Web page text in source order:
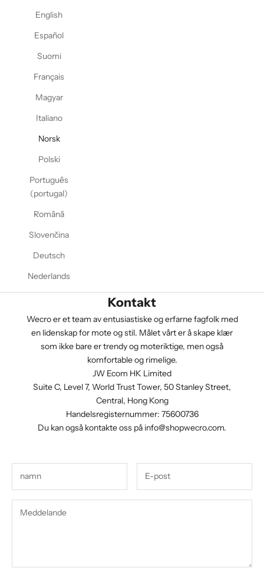
English
Español
Suomi
Français
Magyar
Italiano
Norsk
Polski
Português
(portugal)
Română
Slovenčina
Deutsch
Nederlands
Kontakt
Wecro er et team av entusiastiske og erfarne fagfolk med
en lidenskap for mote og stil. Målet vårt er å skape klær
som ikke bare er trendy og moteriktige, men også
komfortable og rimelige.
JW Ecom HK Limited
Suite C, Level 7, World Trust Tower, 50 Stanley Street,
Central, Hong Kong
Handelsregisternummer: 75600736
Du kan også kontakte oss på info@shopwecro.com.